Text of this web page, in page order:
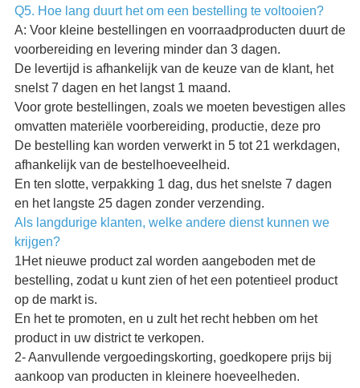
Q5. Hoe lang duurt het om een bestelling te voltooien?
A: Voor kleine bestellingen en voorraadproducten duurt de
voorbereiding en levering minder dan 3 dagen.
De levertijd is afhankelijk van de keuze van de klant, het
snelst 7 dagen en het langst 1 maand.
Voor grote bestellingen, zoals we moeten bevestigen alles
omvatten materiële voorbereiding, productie, deze pro
De bestelling kan worden verwerkt in 5 tot 21 werkdagen,
afhankelijk van de bestelhoeveelheid.
En ten slotte, verpakking 1 dag, dus het snelste 7 dagen
en het langste 25 dagen zonder verzending.
Als langdurige klanten, welke andere dienst kunnen we
krijgen?
1Het nieuwe product zal worden aangeboden met de
bestelling, zodat u kunt zien of het een potentieel product
op de markt is.
En het te promoten, en u zult het recht hebben om het
product in uw district te verkopen.
2- Aanvullende vergoedingskorting, goedkopere prijs bij
aankoop van producten in kleinere hoeveelheden.